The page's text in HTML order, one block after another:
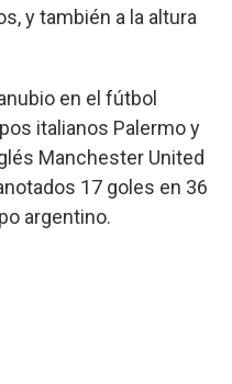
y también a la altura
en el fútbol
italianos Palermo y
Manchester United
17 goles en 36
argentino.